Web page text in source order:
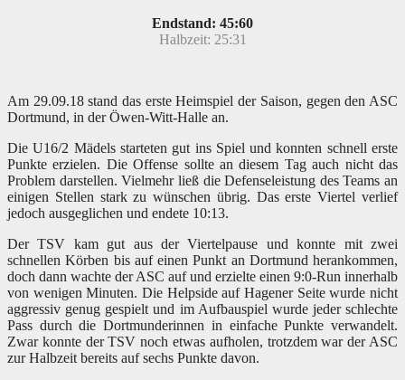
Endstand: 45:60
Halbzeit: 25:31
Am 29.09.18 stand das erste Heimspiel der Saison, gegen den ASC
Dortmund, in der Öwen-Witt-Halle an.
Die U16/2 Mädels starteten gut ins Spiel und konnten schnell erste
Punkte erzielen. Die Offense sollte an diesem Tag auch nicht das
Problem darstellen. Vielmehr ließ die Defenseleistung des Teams an
einigen Stellen stark zu wünschen übrig. Das erste Viertel verlief
jedoch ausgeglichen und endete 10:13.
Der TSV kam gut aus der Viertelpause und konnte mit zwei
schnellen Körben bis auf einen Punkt an Dortmund herankommen,
doch dann wachte der ASC auf und erzielte einen 9:0-Run innerhalb
von wenigen Minuten. Die Helpside auf Hagener Seite wurde nicht
aggressiv genug gespielt und im Aufbauspiel wurde jeder schlechte
Pass durch die Dortmunderinnen in einfache Punkte verwandelt.
Zwar konnte der TSV noch etwas aufholen, trotzdem war der ASC
zur Halbzeit bereits auf sechs Punkte davon.